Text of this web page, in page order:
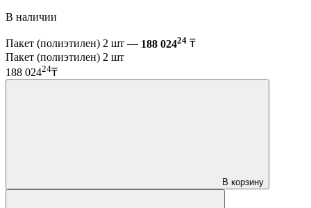
В наличии
Пакет (полиэтилен) 2 шт — 188 02424 ₸
Пакет (полиэтилен) 2 шт
188 02424₸
В корзину